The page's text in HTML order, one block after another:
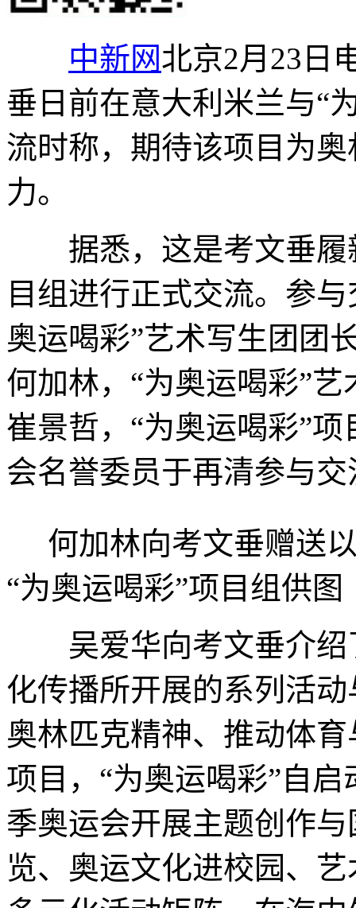
中新网北京2月23日
垂日前在意大利米兰与“
流时称，期待该项目为
力。
据悉，这是考文垂履
目组进行正式交流。参
奥运喝彩”艺术写生团团
何加林，“为奥运喝彩”
崔景哲，“为奥运喝彩”
会名誉委员于再清参与
何加林向考文垂赠送
“为奥运喝彩”项目组供图
吴爱华向考文垂介绍
化传播所开展的系列活
奥林匹克精神、推动体
项目，“为奥运喝彩”自
季奥运会开展主题创作
览、奥运文化进校园、